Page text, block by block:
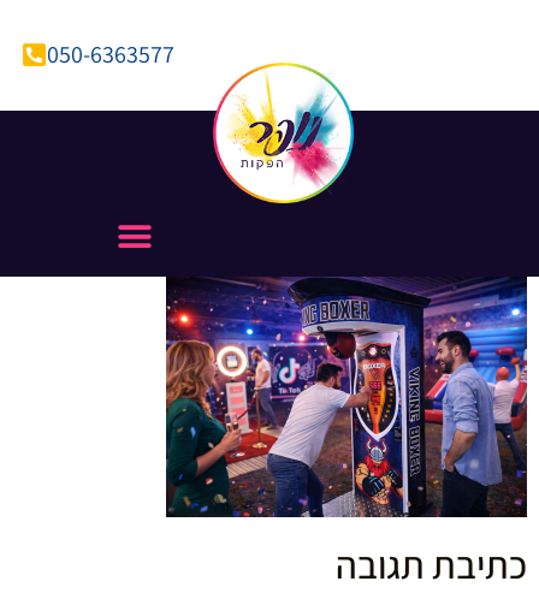
050-6363577
כתיבת תגובה